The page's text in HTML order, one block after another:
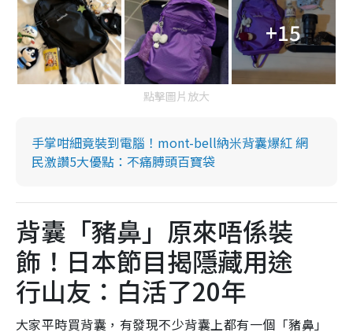
+15
點擊圖片放大
手掌咁細竟裝到電腦！mont-bell納米背囊爆紅 網
民激讚5大優點：不痛膊頭百寶袋
背囊「豬鼻」原來唔係裝
飾！日本節目揭隱藏用途
行山友：白活了20年
大家平時買背囊，有發現不少背囊上都有一個「豬鼻」